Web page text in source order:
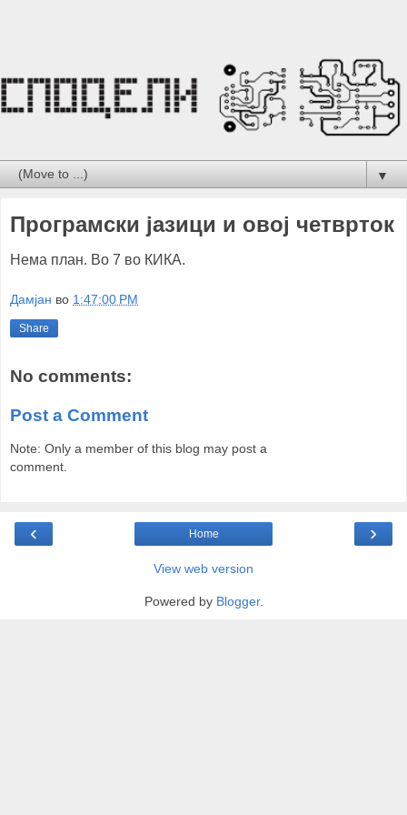
▼
Програмски јазици и овој четврток
Нема план. Во 7 во КИКА.
Дамјан во 1:47:00 PM
Share
No comments:
Post a Comment
Note: Only a member of this blog may post a
comment.
‹ ›
Home
View web version
Powered by Blogger.